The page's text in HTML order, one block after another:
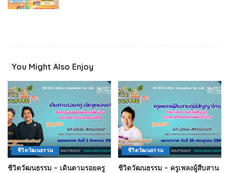
You Might Also Enjoy
ชีวิตวัฒนธรรม
ชีวิตวัฒนธรรม – เดินตามรอยครู
ชีวิตวัฒนธรรม
ชีวิตวัฒนธรรม – ครูเพลงผู้สืบสาน